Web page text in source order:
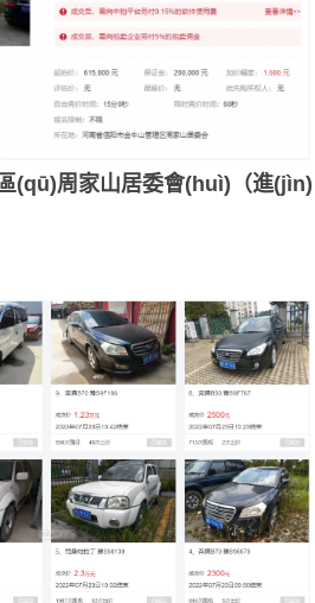
(qū)周家山居委會(huì)（進(jìn)